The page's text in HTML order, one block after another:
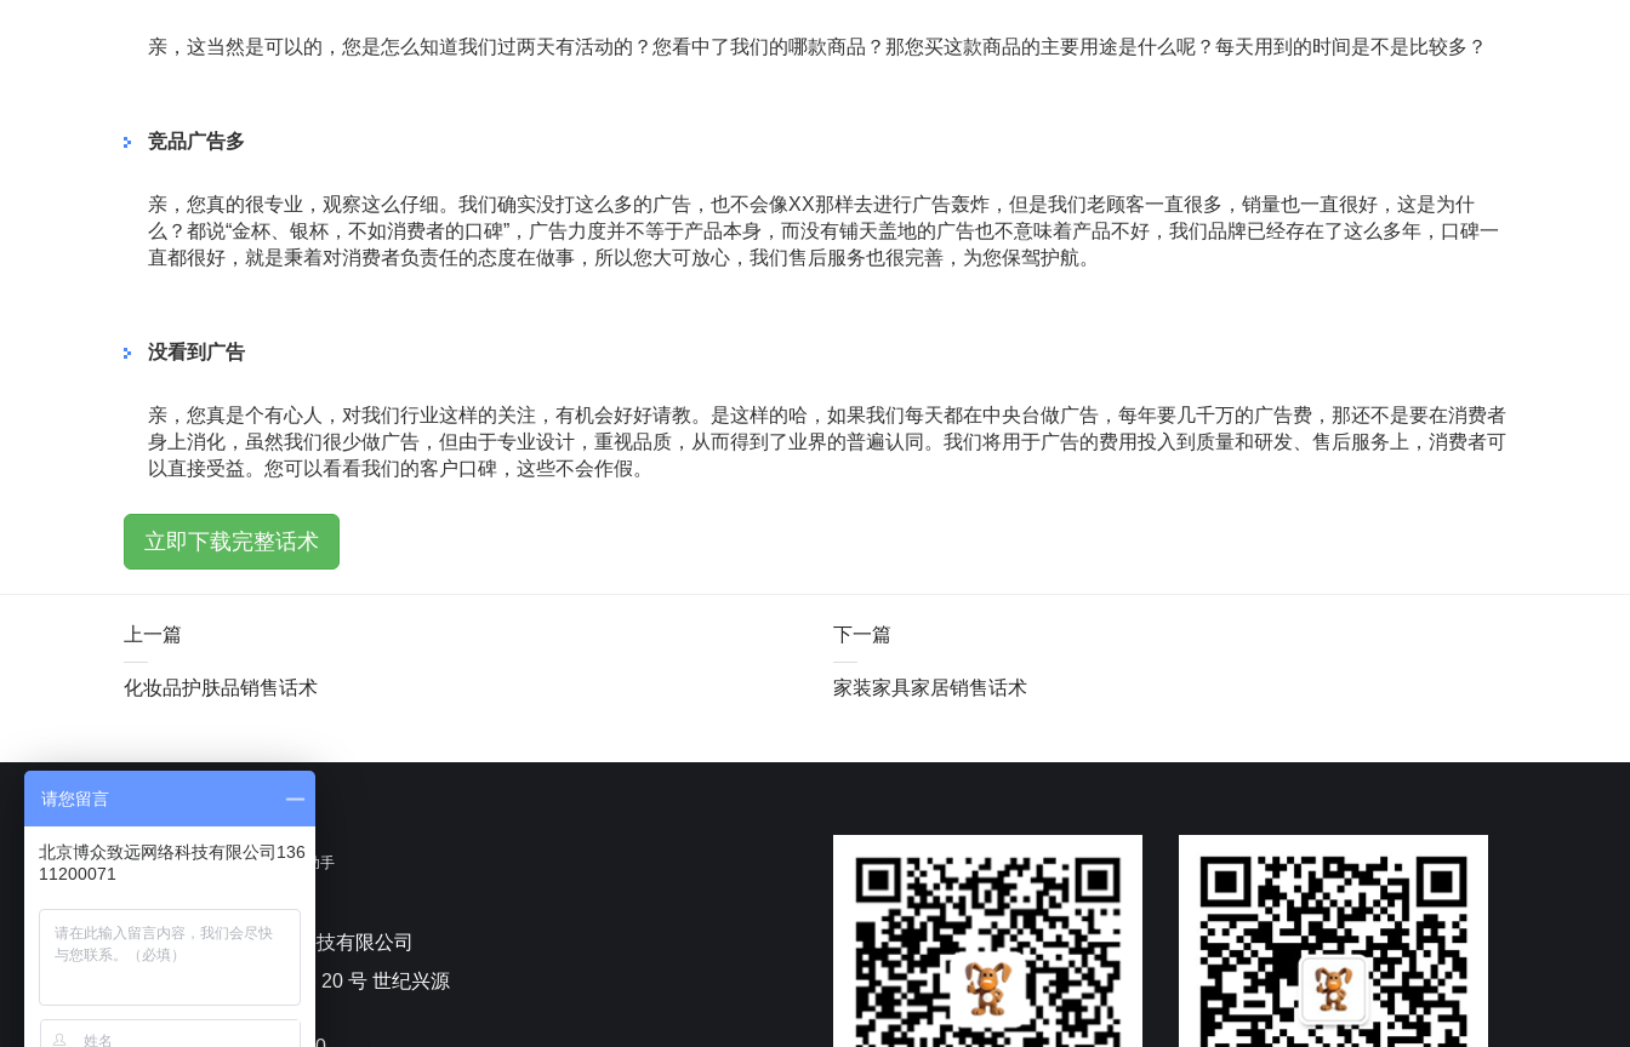
亲，这当然是可以的，您是怎么知道我们过两天有活动的？您看中了我们的哪款商品？那您买这款商品的主要用途是什么呢？每天用到的时间是不是比较多？
竞品广告多
亲，您真的很专业，观察这么仔细。我们确实没打这么多的广告，也不会像XX那样去进行广告轰炸，但是我们老顾客一直很多，销量也一直很好，这是为什
么？都说“金杯、银杯，不如消费者的口碑”，广告力度并不等于产品本身，而没有铺天盖地的广告也不意味着产品不好，我们品牌已经存在了这么多年，口碑一
直都很好，就是秉着对消费者负责任的态度在做事，所以您大可放心，我们售后服务也很完善，为您保驾护航。
没看到广告
亲，您真是个有心人，对我们行业这样的关注，有机会好好请教。是这样的哈，如果我们每天都在中央台做广告，每年要几千万的广告费，那还不是要在消费者
身上消化，虽然我们很少做广告，但由于专业设计，重视品质，从而得到了业界的普遍认同。我们将用于广告的费用投入到质量和研发、售后服务上，消费者可
以直接受益。您可以看看我们的客户口碑，这些不会作假。
立即下载完整话术
上一篇
化妆品护肤品销售话术
下一篇
家装家具家居销售话术
聊天宝客服聊天助手
北京博众致远网络科技有限公司
北京市朝阳区安苑路 20 号 世纪兴源
大厦
请您留言
北京博众致远网络科技有限公司136
11200071